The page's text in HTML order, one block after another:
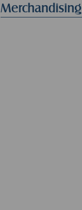
Merchandising